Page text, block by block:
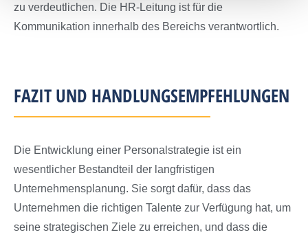
zu verdeutlichen. Die HR-Leitung ist für die
Kommunikation innerhalb des Bereichs verantwortlich.
FAZIT UND HANDLUNGSEMPFEHLUNGEN
Die Entwicklung einer Personalstrategie ist ein
wesentlicher Bestandteil der langfristigen
Unternehmensplanung. Sie sorgt dafür, dass das
Unternehmen die richtigen Talente zur Verfügung hat, um
seine strategischen Ziele zu erreichen, und dass die